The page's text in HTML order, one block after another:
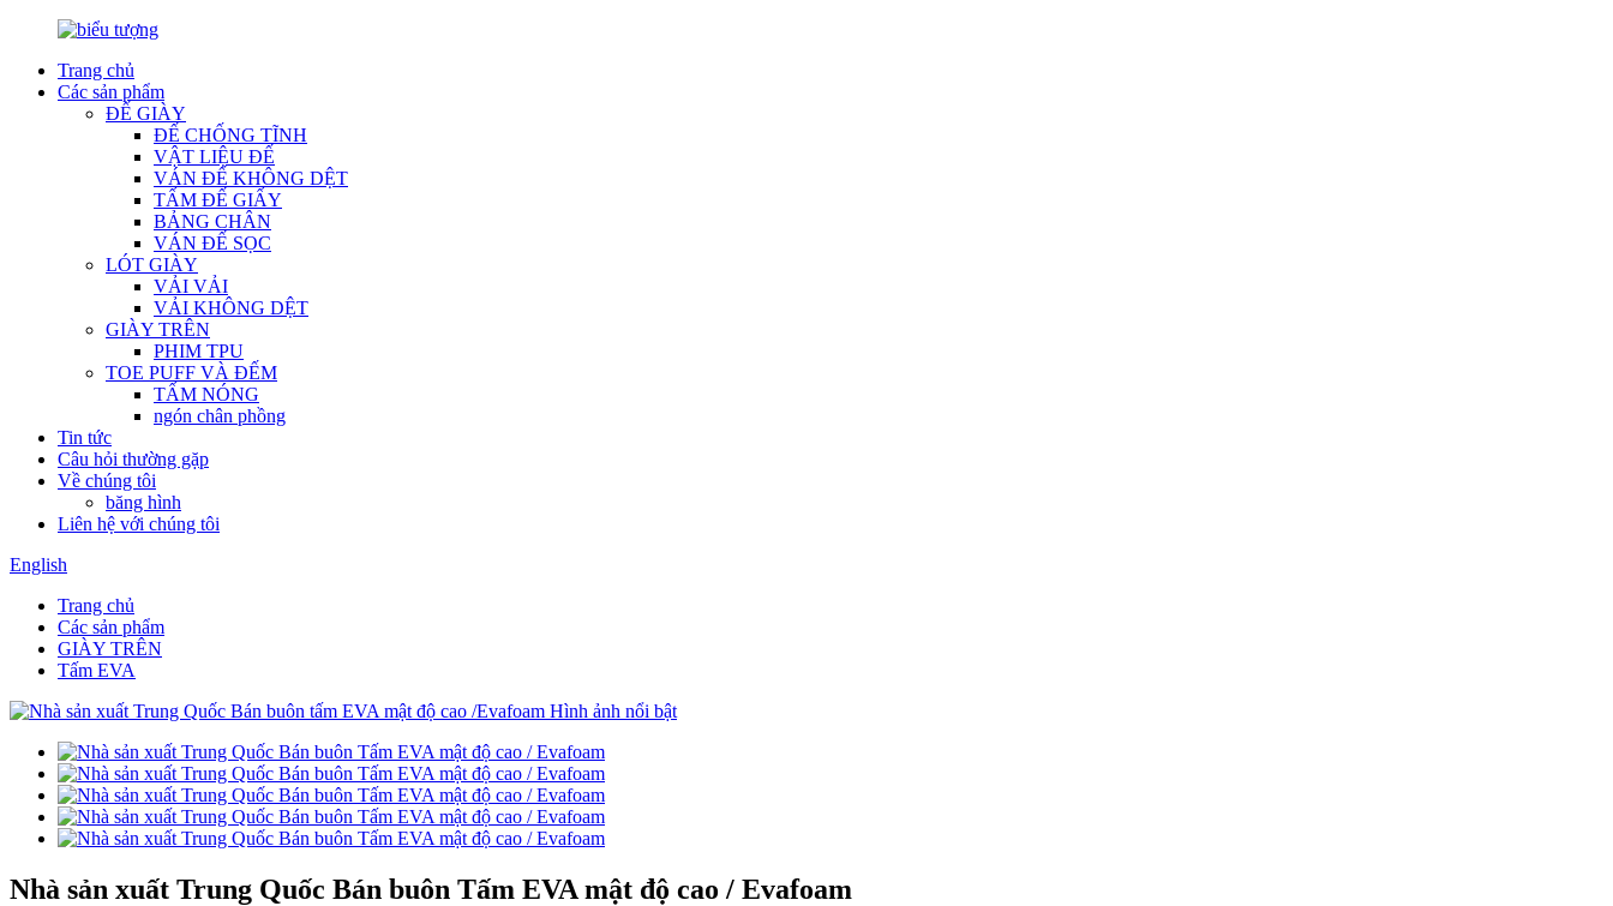
Trang chủ
Các sản phẩm
ĐẾ GIÀY
ĐẾ CHỐNG TĨNH
VẬT LIỆU ĐẾ
VÁN ĐẾ KHÔNG DỆT
TẤM ĐẾ GIẤY
BẢNG CHÂN
VÁN ĐẾ SỌC
LÓT GIÀY
VẢI VẢI
VẢI KHÔNG DỆT
GIÀY TRÊN
PHIM TPU
TOE PUFF VÀ ĐẾM
TẤM NÓNG
ngón chân phồng
Tin tức
Câu hỏi thường gặp
Về chúng tôi
băng hình
Liên hệ với chúng tôi
English
Trang chủ
Các sản phẩm
GIÀY TRÊN
Tấm EVA
Nhà sản xuất Trung Quốc Bán buôn Tấm EVA mật độ cao / Evafoam